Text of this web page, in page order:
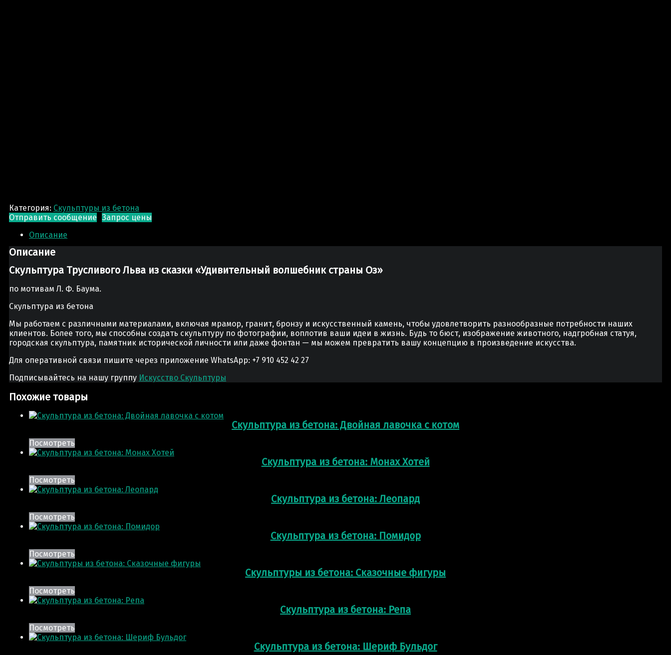
Категория: Скульптуры из бетона
Отправить сообщение Запрос цены
Описание
Описание
Скульптура Трусливого Льва из сказки «Удивительный волшебник страны Оз»
по мотивам Л. Ф. Баума.
Скульптура из бетона
Мы работаем с различными материалами, включая мрамор, гранит, бронзу и искусственный камень, чтобы удовлетворить разнообразные потребности наших
клиентов. Более того, мы способны создать скульптуру по фотографии, воплотив ваши идеи в жизнь. Будь то бюст, изображение животного, надгробная статуя,
городская скульптура, памятник исторической личности или даже фонтан — мы можем превратить вашу концепцию в произведение искусства.
Для оперативной связи пишите через приложение WhatsApp: +7 910 452 42 27
Подписывайтесь на нашу группу Искусство Скульптуры
Похожие товары
Скульптура из бетона: Двойная лавочка с котом
Посмотреть
Скульптура из бетона: Монах Хотей
Посмотреть
Скульптура из бетона: Леопард
Посмотреть
Скульптура из бетона: Помидор
Посмотреть
Скульптуры из бетона: Сказочные фигуры
Посмотреть
Скульптура из бетона: Репа
Посмотреть
Скульптура из бетона: Шериф Бульдог